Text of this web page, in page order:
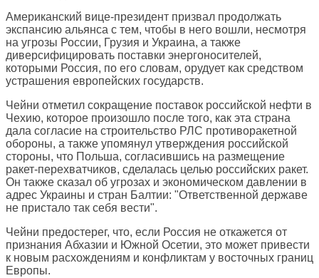
Американский вице-президент призвал продолжать
экспансию альянса с тем, чтобы в него вошли, несмотря
на угрозы России, Грузия и Украина, а также
диверсифицировать поставки энергоносителей,
которыми Россия, по его словам, орудует как средством
устрашения европейских государств.
Чейни отметил сокращение поставок российской нефти в
Чехию, которое произошло после того, как эта страна
дала согласие на строительство РЛС противоракетной
обороны, а также упомянул утверждения российской
стороны, что Польша, согласившись на размещение
ракет-перехватчиков, сделалась целью российских ракет.
Он также сказал об угрозах и экономическом давлении в
адрес Украины и стран Балтии: "Ответственной державе
не пристало так себя вести".
Чейни предостерег, что, если Россия не откажется от
признания Абхазии и Южной Осетии, это может привести
к новым расхождениям и конфликтам у восточных границ
Европы.